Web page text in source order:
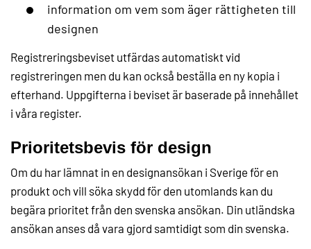
information om vem som äger rättigheten till
designen
Registreringsbeviset utfärdas automatiskt vid
registreringen men du kan också beställa en ny kopia i
efterhand. Uppgifterna i beviset är baserade på innehållet
i våra register.
Prioritetsbevis för design
Om du har lämnat in en designansökan i Sverige för en
produkt och vill söka skydd för den utomlands kan du
begära prioritet från den svenska ansökan. Din utländska
ansökan anses då vara gjord samtidigt som din svenska.